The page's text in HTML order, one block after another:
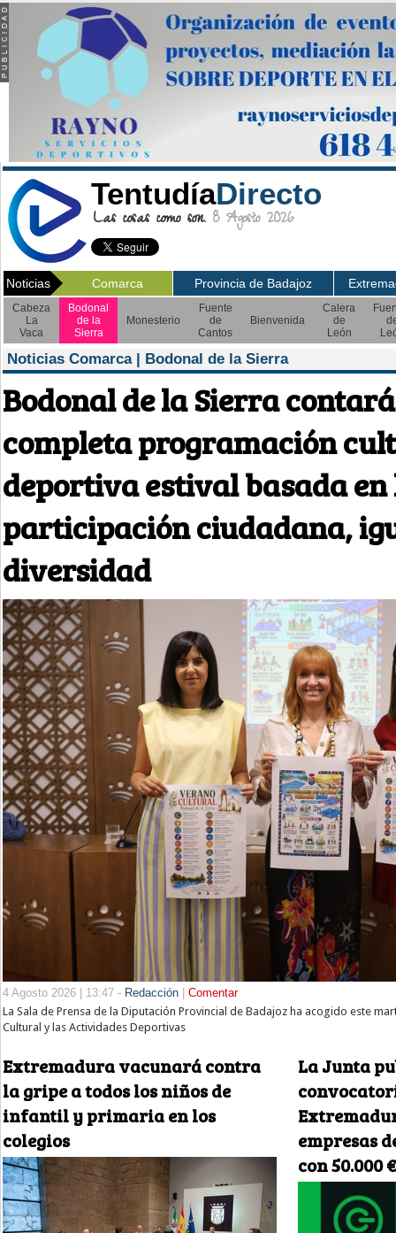
TentudíaDirecto
Las cosas como son. 8 Agosto 2026
Noticias Comarca Provincia de Badajoz
Cabeza
La
Vaca
Bodonal
de la
Sierra
Monesterio
Fuente
de
Cantos
Bienvenida
Calera
de
León
Noticias Comarca | Bodonal de la Sierra
Bodonal de la Sierra
completa programación
deportiva estival basada en
participación ciudadana,
diversidad
4 Agosto 2026 | 13:47 - Redacción
Comentar
La Sala de Prensa de la Diputación Provincial de Badajoz ha acogido este
Cultural y las Actividades Deportivas
Extremadura vacunará contra
la gripe a todos los niños de
infantil y primaria en los
colegios
La Junta
empresas
con 50.000 €